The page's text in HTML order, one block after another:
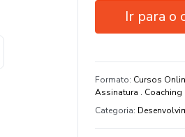
Ir para o
Estude do seu
dispositivo
+900 estudantes
Formato: Cursos
Assinatura . Coaching
Categoria: